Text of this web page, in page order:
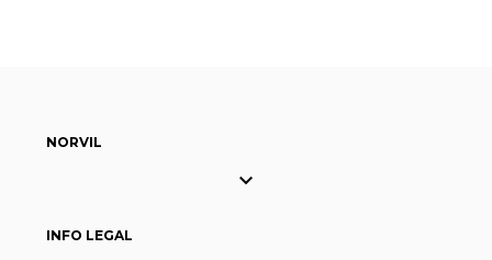
NORVIL

INFO LEGAL